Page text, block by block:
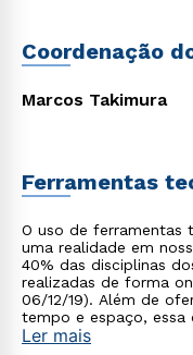
Coordenação
Marcos Takimura
Ferramentas
O uso de ferramentas
uma realidade em
40% das disciplinas
realizadas de forma
06/12/19). Além de
tempo e espaço,
no processo de
Ler mais
Estou de acordo
autorizo que meus
envio de